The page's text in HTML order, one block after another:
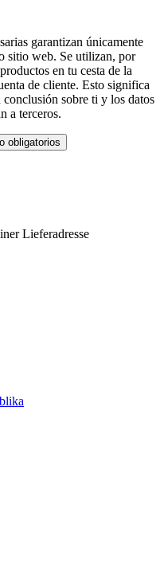
garantizan únicamente
sitio web. Se utilizan, por
en tu cesta de la
de cliente. Esto significa
sobre ti y los datos
a terceros.
obligatorios
Lieferadresse